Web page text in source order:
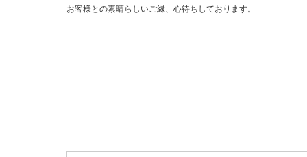
お客様との素晴らしいご縁、心待ちしております。